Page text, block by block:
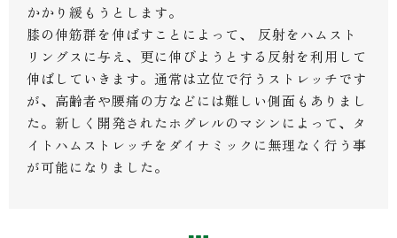
かかり緩もうとします。
膝の伸筋群を伸ばすことによって、 反射をハムスト
リングスに与え、更に伸びようとする反射を利用して
伸ばしていきます。通常は立位で行うストレッチです
が、高齢者や腰痛の方などには難しい側面もありまし
た。新しく開発されたホグレルのマシンによって、タ
イトハムストレッチをダイナミックに無理なく行う事
が可能になりました。